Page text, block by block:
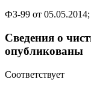
ФЗ-99 от
Сведения о
опубликованы
Соответствует